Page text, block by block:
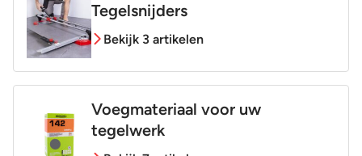
Tegelsnijders
Bekijk 3 artikelen
Voegmateriaal voor uw
tegelwerk